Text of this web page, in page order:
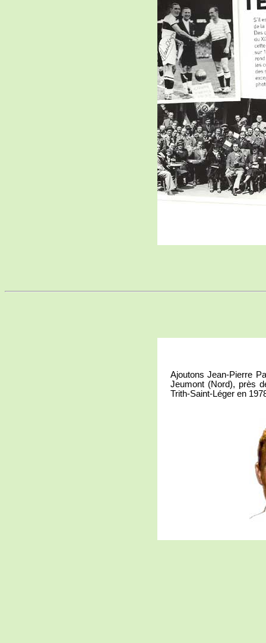
Ajoutons Jean-Pierre
Jeumont (Nord), près
Trith-Saint-Léger en